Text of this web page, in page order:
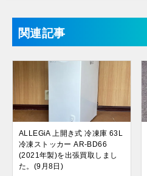
関連記事
ALLEGiA 上開き式 冷凍庫 63L
冷凍ストッカー AR-BD66
(2021年製)を出張買取しまし
た。(9月8日)